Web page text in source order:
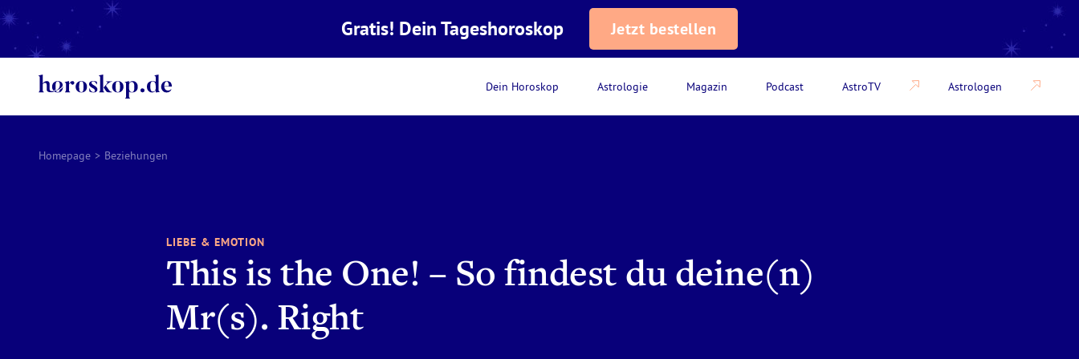
Dein Horoskop Astrologie Magazin Podcast AstroTV Astrologen
Gratis! Dein Tageshoroskop Jetzt bestellen
Homepage > Beziehungen
LIEBE & EMOTION
This is the One! – So findest du deine(n)
Mr(s). Right